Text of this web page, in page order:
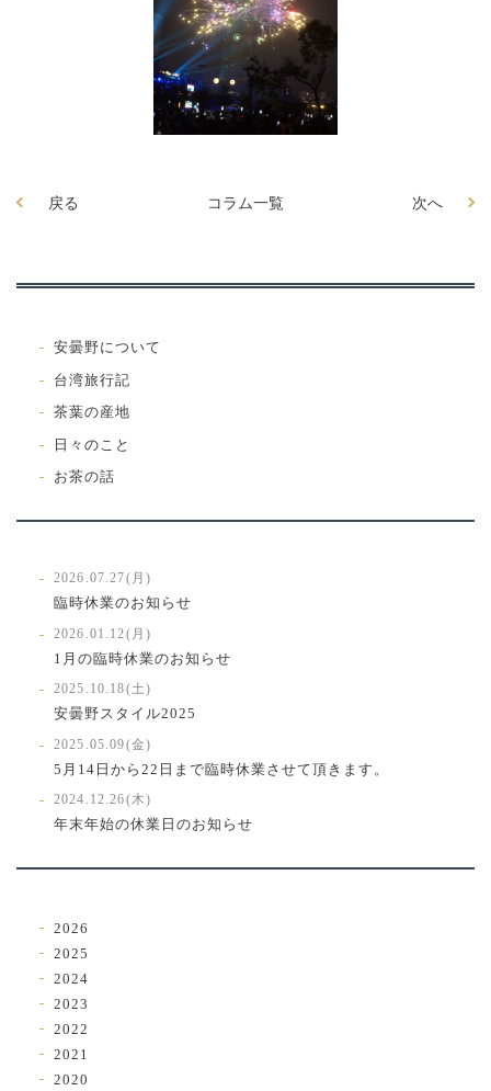
戻る コラム一覧 次へ
安曇野について
台湾旅行記
茶葉の産地
日々のこと
お茶の話
2026.07.27(月)
臨時休業のお知らせ
2026.01.12(月)
1月の臨時休業のお知らせ
2025.10.18(土)
安曇野スタイル2025
2025.05.09(金)
5月14日から22日まで臨時休業させて頂きます。
2024.12.26(木)
年末年始の休業日のお知らせ
2026
2025
2024
2023
2022
2021
2020